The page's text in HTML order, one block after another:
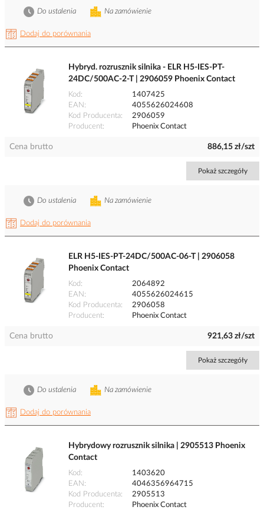
Dodaj do porównania
Na zamówienie
Do ustalenia
Hybryd. rozrusznik silnika - ELR H5-IES-PT-
24DC/500AC-2-T | 2906059 Phoenix Contact
Kod
1407425
EAN
4055626024608
Kod Producenta
2906059
Producent
Phoenix Contact
Cena brutto 886,15 zł/szt
Pokaż szczegóły
Dodaj do porównania
Na zamówienie
Do ustalenia
ELR H5-IES-PT-24DC/500AC-06-T | 2906058
Phoenix Contact
Kod
2064892
EAN
4055626024615
Kod Producenta
2906058
Producent
Phoenix Contact
Cena brutto 921,63 zł/szt
Pokaż szczegóły
Dodaj do porównania
Na zamówienie
Do ustalenia
Hybrydowy rozrusznik silnika | 2905513 Phoenix
Contact
Kod
1403620
EAN
4046356964715
Kod Producenta
2905513
Producent
Phoenix Contact